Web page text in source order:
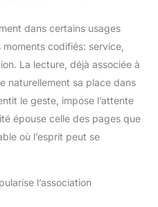
dans certains usages
codifiés: service,
La lecture, déjà associée à
naturellement sa place dans
le geste, impose l’attente
épouse celle des pages que
où l’esprit peut se
l’association